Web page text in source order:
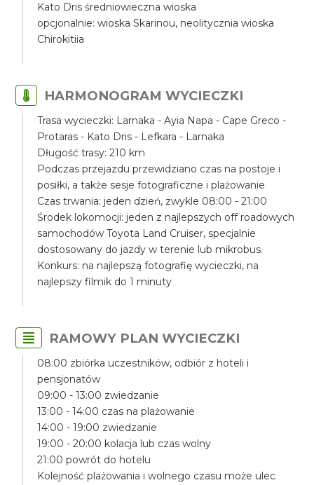
Kato Dris średniowieczna wioska
opcjonalnie: wioska Skarinou, neolitycznia wioska
Chirokitiia
HARMONOGRAM WYCIECZKI
Trasa wycieczki: Larnaka - Ayia Napa - Cape Greco -
Protaras - Kato Dris - Lefkara - Larnaka
Długość trasy: 210 km
Podczas przejazdu przewidziano czas na postoje i
posiłki, a także sesje fotograficzne i plażowanie
Czas trwania: jeden dzień, zwykle 08:00 - 21:00
Środek lokomocji: jeden z najlepszych off roadowych
samochodów Toyota Land Cruiser, specjalnie
dostosowany do jazdy w terenie lub mikrobus.
Konkurs: na najlepszą fotografię wycieczki, na
najlepszy filmik do 1 minuty
RAMOWY PLAN WYCIECZKI
08:00 zbiórka uczestników, odbiór z hoteli i
pensjonatów
09:00 - 13:00 zwiedzanie
13:00 - 14:00 czas na plażowanie
14:00 - 19:00 zwiedzanie
19:00 - 20:00 kolacja lub czas wolny
21:00 powrót do hotelu
Kolejność plażowania i wolnego czasu może ulec